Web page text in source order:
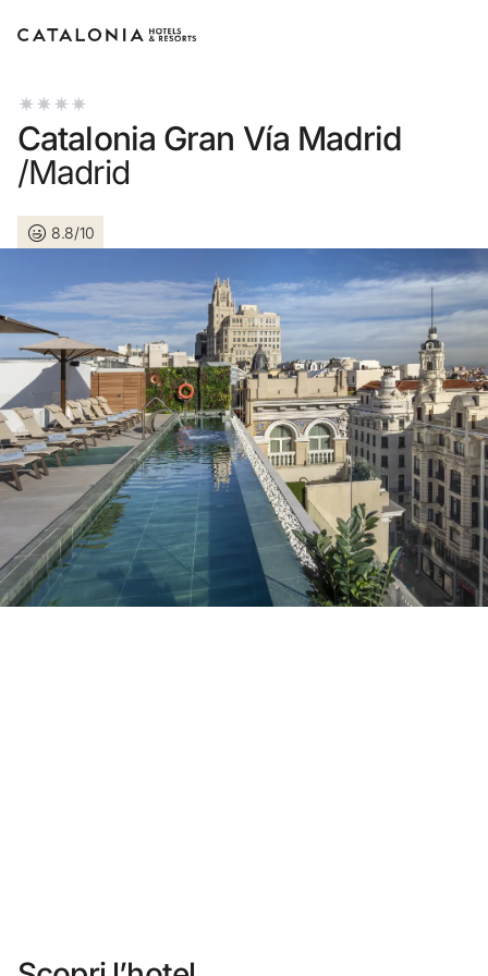
Accedi al tuo account
LOGIN
Hai dimenticato la password?
o usa una di queste opzioni
Entra con Google
Accedere solo con l’email
Non ti sei ancora registrato ?
Creare un account
Catalonia Gran Vía Madrid
/Madrid
8.8/10